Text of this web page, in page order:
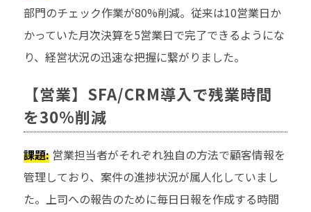
部門のチェック作業が80%削減。従来は10営業日か
かっていた月次決算を5営業日で完了できるようにな
り、経営状況の迅速な把握に繋がりました。
【営業】SFA/CRM導入で残業時間
を30%削減
課題:営業担当者がそれぞれ独自の方法で顧客情報を
管理しており、案件の進捗状況が属人化していまし
た。上司への報告のために毎日日報を作成する時間